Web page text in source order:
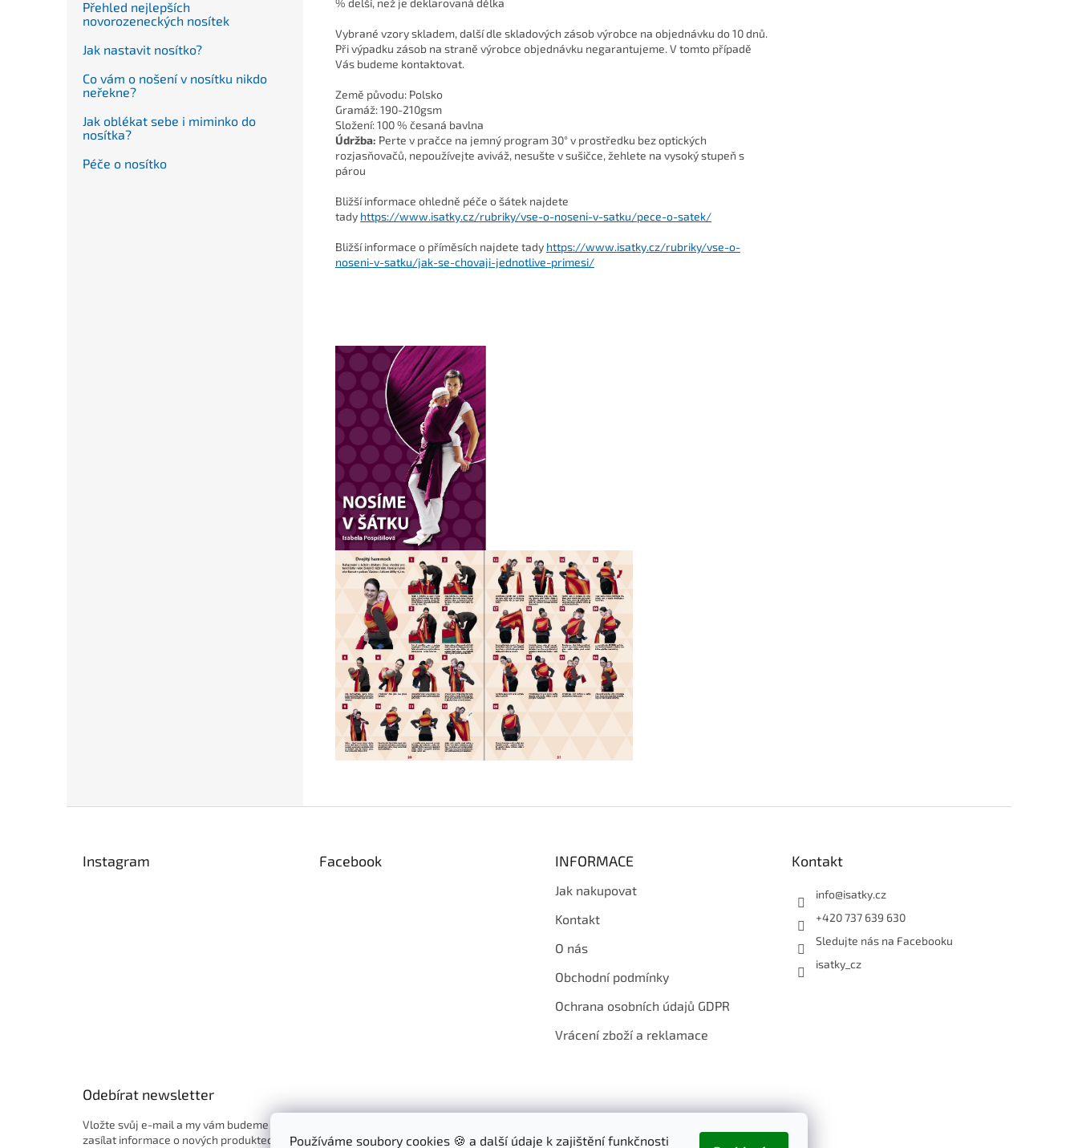
Používáme soubory cookies 🍪 a další údaje k zajištění funkčnosti
Přehled nejlepších
novorozeneckých nosítek
Jak nastavit nosítko?
Co vám o nošení v nosítku nikdo
neřekne?
Jak oblékat sebe i miminko do
nosítka?
Péče o nosítko
% delší, než je deklarovaná délka
Vybrané vzory skladem, další dle skladových zásob výrobce na objednávku do 10 dnů.
Při výpadku zásob na straně výrobce objednávku negarantujeme. V tomto případě
Vás budeme kontaktovat.
Země původu: Polsko
Gramáž:190-210gsm
Složení:100 % česaná bavlna
Údržba: Perte v pračce na jemný program 30° v prostředku bez optických
rozjasňovačů, nepoužívejte aviváž, nesušte v sušičce, žehlete na vysoký stupeň s
párou
Bližší informace ohledně péče o šátek najdete
tady https://www.isatky.cz/rubriky/vse-o-noseni-v-satku/pece-o-satek/
Bližší informace o příměsích najdete tady https://www.isatky.cz/rubriky/vse-o-
noseni-v-satku/jak-se-chovaji-jednotlive-primesi/
Instagram Facebook INFORMACE
Jak nakupovat
Kontakt
O nás
Obchodní podmínky
Ochrana osobních údajů GDPR
Vrácení zboží a reklamace
Kontakt
info@isatky.cz
+420 737 639 630
Sledujte nás na Facebooku
isatky_cz
Odebírat newsletter
Vložte svůj e-mail a my vám budeme
zasílat informace o nových produktech